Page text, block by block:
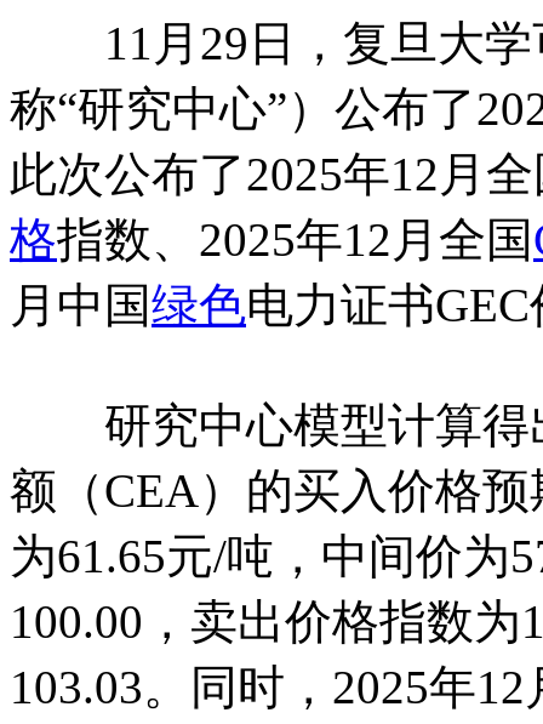
11月29日，复旦大学
称“研究中心”）公布了
此次公布了2025年12月
格指数、2025年12月全国
月中国绿色电力证书
研究中心模型计算得
额（CEA）的买入价格
为61.65元/吨，中间价为
100.00，卖出价格指数
103.03。同时，2025年